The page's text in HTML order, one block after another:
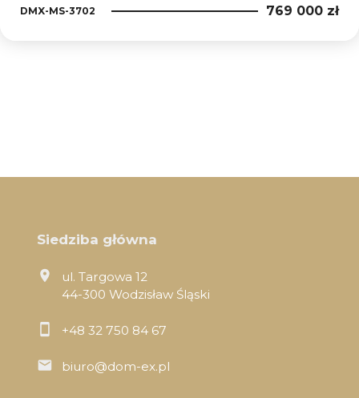
DMX-MS-3702 769 000 zł
Siedziba główna
ul. Targowa 12
44-300 Wodzisław Śląski
+48 32 750 84 67
biuro@dom-ex.pl